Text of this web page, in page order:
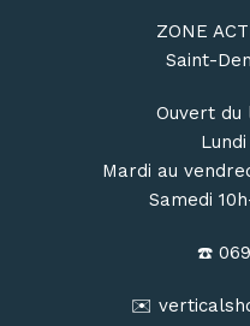
ZONE
Saint-
Ouvert du
Mardi au
Samedi
☎️
✉️